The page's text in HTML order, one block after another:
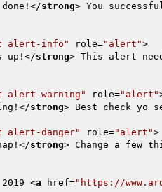
</strong> You
alert-info" role="alert">
up! </strong> This alert
alert-warning" role="alert"
</strong> Best check yo
alert-danger" role="alert">
</strong> Change a few
<a href="https://